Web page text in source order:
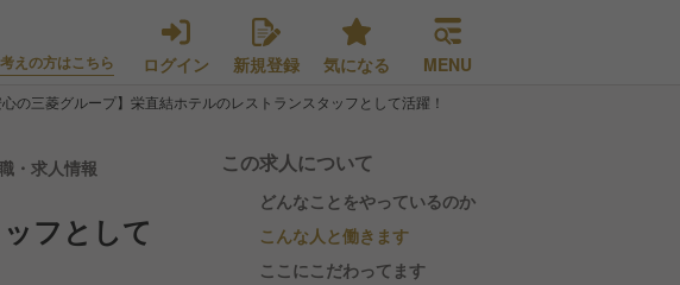
えの方はこちら ログイン 新規登録 気になる MENU
心の三菱グループ】栄直結ホテルのレストランスタッフとして活躍！
・求人情報
フとして
この求人について
どんなことをやっているのか
こんな人と働きます
ここにこだわってます